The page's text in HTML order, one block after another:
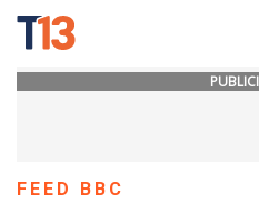
FEED BBC